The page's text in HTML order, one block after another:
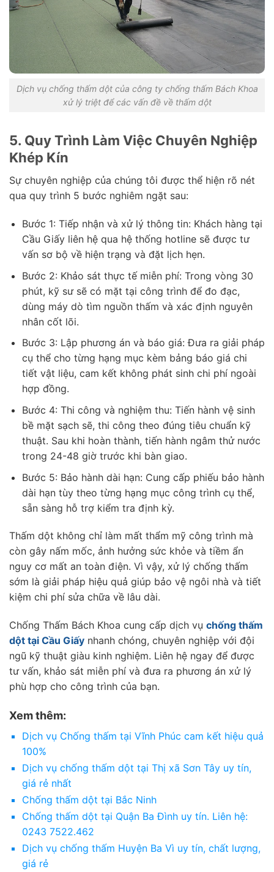
Dịch vụ chống thấm dột của công ty chống thấm Bách Khoa
xử lý triệt để các vấn đề về thấm dột
5. Quy Trình Làm Việc Chuyên Nghiệp
Khép Kín
Sự chuyên nghiệp của chúng tôi được thể hiện rõ nét
qua quy trình 5 bước nghiêm ngặt sau:
Bước 1: Tiếp nhận và xử lý thông tin: Khách hàng tại
Cầu Giấy liên hệ qua hệ thống hotline sẽ được tư
vấn sơ bộ về hiện trạng và đặt lịch hẹn.
Bước 2: Khảo sát thực tế miễn phí: Trong vòng 30
phút, kỹ sư sẽ có mặt tại công trình để đo đạc,
dùng máy dò tìm nguồn thấm và xác định nguyên
nhân cốt lõi.
Bước 3: Lập phương án và báo giá: Đưa ra giải pháp
cụ thể cho từng hạng mục kèm bảng báo giá chi
tiết vật liệu, cam kết không phát sinh chi phí ngoài
hợp đồng.
Bước 4: Thi công và nghiệm thu: Tiến hành vệ sinh
bề mặt sạch sẽ, thi công theo đúng tiêu chuẩn kỹ
thuật. Sau khi hoàn thành, tiến hành ngâm thử nước
trong 24-48 giờ trước khi bàn giao.
Bước 5: Bảo hành dài hạn: Cung cấp phiếu bảo hành
dài hạn tùy theo từng hạng mục công trình cụ thể,
sẵn sàng hỗ trợ kiểm tra định kỳ.
Thấm dột không chỉ làm mất thẩm mỹ công trình mà
còn gây nấm mốc, ảnh hưởng sức khỏe và tiềm ẩn
nguy cơ mất an toàn điện. Vì vậy, xử lý chống thấm
sớm là giải pháp hiệu quả giúp bảo vệ ngôi nhà và tiết
kiệm chi phí sửa chữa về lâu dài.
Chống Thấm Bách Khoa cung cấp dịch vụ chống thấm
dột tại Cầu Giấy nhanh chóng, chuyên nghiệp với đội
ngũ kỹ thuật giàu kinh nghiệm. Liên hệ ngay để được
tư vấn, khảo sát miễn phí và đưa ra phương án xử lý
phù hợp cho công trình của bạn.
Xem thêm:
Dịch vụ Chống thấm tại Vĩnh Phúc cam kết hiệu quả
100%
Dịch vụ chống thấm dột tại Thị xã Sơn Tây uy tín,
giá rẻ nhất
Chống thấm dột tại Bắc Ninh
Chống thấm dột tại Quận Ba Đình uy tín. Liên hệ:
0243 7522.462
Dịch vụ chống thấm Huyện Ba Vì uy tín, chất lượng,
giá rẻ